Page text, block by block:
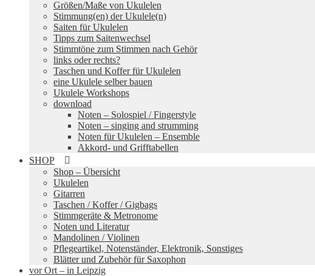
Größen/Maße von Ukulelen
Stimmung(en) der Ukulele(n)
Saiten für Ukulelen
Tipps zum Saitenwechsel
Stimmtöne zum Stimmen nach Gehör
links oder rechts?
Taschen und Koffer für Ukulelen
eine Ukulele selber bauen
Ukulele Workshops
download
Noten – Solospiel / Fingerstyle
Noten – singing and strumming
Noten für Ukulelen – Ensemble
Akkord- und Grifftabellen
SHOP
Shop – Übersicht
Ukulelen
Gitarren
Taschen / Koffer / Gigbags
Stimmgeräte & Metronome
Noten und Literatur
Mandolinen / Violinen
Pflegeartikel, Notenständer, Elektronik, Sonstiges
Blätter und Zubehör für Saxophon
vor Ort – in Leipzig